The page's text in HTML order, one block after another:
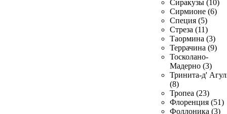
Сиракузы (10)
Сирмионе (6)
Специя (5)
Стреза (11)
Таормина (3)
Террачина (9)
Тосколано-
Мадерно (3)
Тринита-д'
(8)
Тропеа (23)
Флоренция (51)
Фоллоника (3)